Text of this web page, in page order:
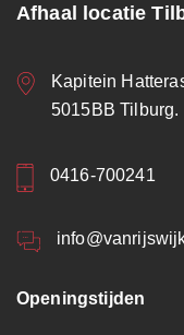
Afhaal locatie
Kapitein
5015BB Tilburg.
0416-700241
Openingstijden